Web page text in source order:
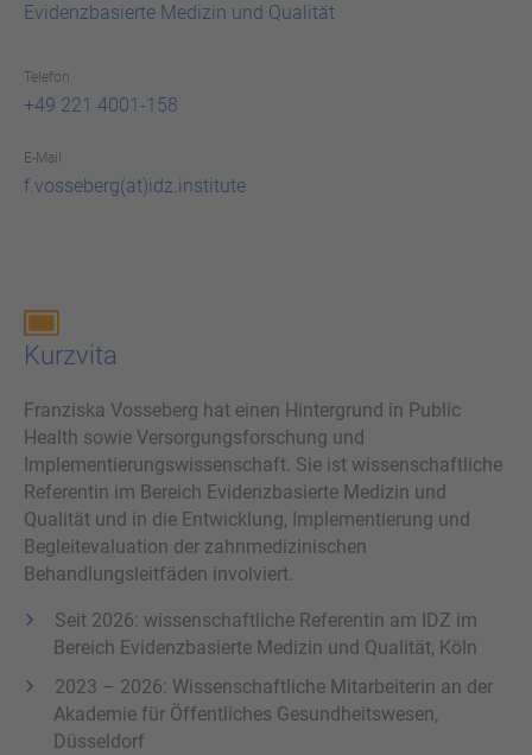
Evi­denz­ba­sier­te Me­di­zin und Qua­li­tät
Telefon
+49 221 4001-158
E-Mail
f.vosseberg(at)idz.institute
Kurz­vi­ta
Franziska Vosseberg hat einen Hintergrund in Public
Health sowie Versorgungsforschung und
Implementierungswissenschaft. Sie ist wissenschaftliche
Referentin im Bereich Evidenzbasierte Medizin und
Qualität und in die Entwicklung, Implementierung und
Begleitevaluation der zahnmedizinischen
Behandlungsleitfäden involviert.
Seit 2026: wissenschaftliche Referentin am IDZ im
Bereich Evidenzbasierte Medizin und Qualität, Köln
2023 – 2026: Wissenschaftliche Mitarbeiterin an der
Akademie für Öffentliches Gesundheitswesen,
Düsseldorf